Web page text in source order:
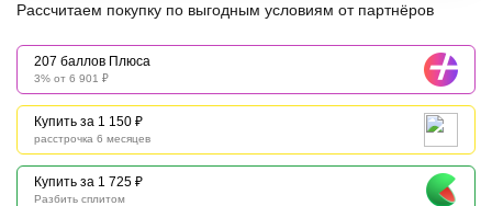
Рассчитаем покупку по выгодным условиям от партнёров
207 баллов Плюса
3% от 6 901 ₽
Купить за 1 150 ₽
расстрочка 6 месяцев
Купить за 1 725 ₽
Разбить сплитом